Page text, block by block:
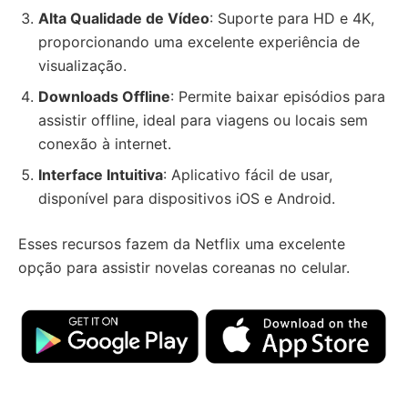
Alta Qualidade de Vídeo: Suporte para HD e 4K,
proporcionando uma excelente experiência de
visualização.
Downloads Offline: Permite baixar episódios para
assistir offline, ideal para viagens ou locais sem
conexão à internet.
Interface Intuitiva: Aplicativo fácil de usar,
disponível para dispositivos iOS e Android.
Esses recursos fazem da Netflix uma excelente
opção para assistir novelas coreanas no celular.